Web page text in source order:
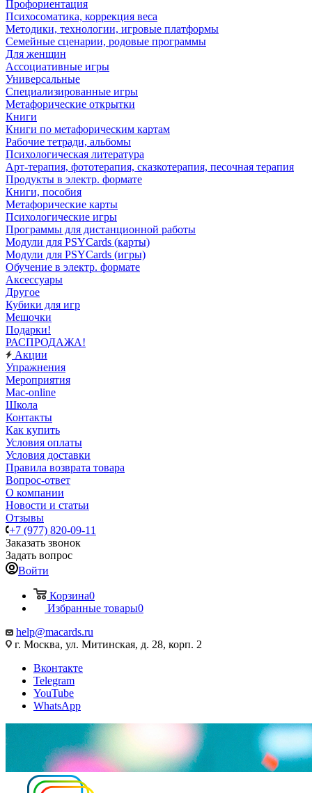
Профориентация
Психосоматика, коррекция веса
Методики, технологии, игровые платформы
Семейные сценарии, родовые программы
Для женщин
Ассоциативные игры
Универсальные
Специализированные игры
Метафорические открытки
Книги
Книги по метафорическим картам
Рабочие тетради, альбомы
Психологическая литература
Арт-терапия, фототерапия, сказкотерапия, песочная терапия
Продукты в электр. формате
Книги, пособия
Метафорические карты
Психологические игры
Программы для дистанционной работы
Модули для PSYCards (карты)
Модули для PSYCards (игры)
Обучение в электр. формате
Аксессуары
Другое
Кубики для игр
Мешочки
Подарки!
РАСПРОДАЖА!
Акции
Упражнения
Мероприятия
Mac-online
Школа
Контакты
Как купить
Условия оплаты
Условия доставки
Правила возврата товара
Вопрос-ответ
О компании
Новости и статьи
Отзывы
+7 (977) 820-09-11
Заказать звонок
Задать вопрос
Войти
Корзина0
Избранные товары0
help@macards.ru
г. Москва, ул. Митинская, д. 28, корп. 2
Вконтакте
Telegram
YouTube
WhatsApp